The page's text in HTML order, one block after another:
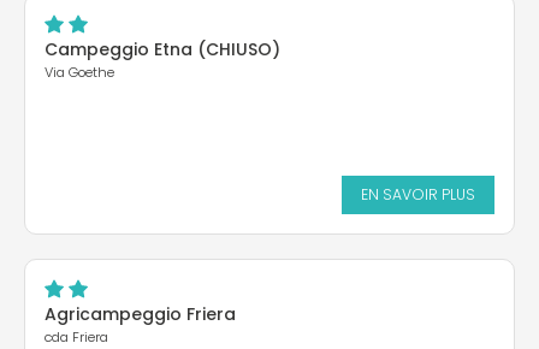
Campeggio Etna (CHIUSO)
Via Goethe
EN SAVOIR PLUS
Agricampeggio Friera
cda Friera